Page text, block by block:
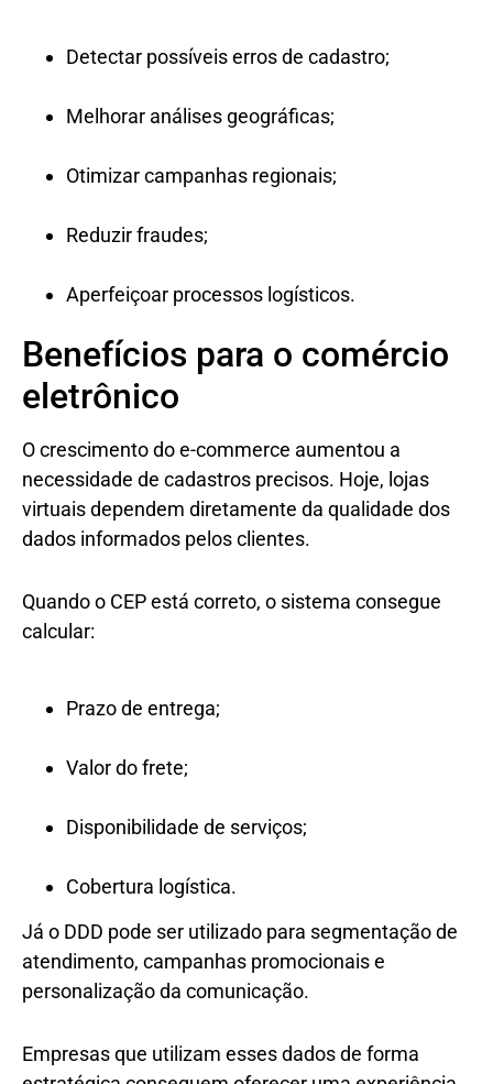
Detectar possíveis erros de cadastro;
Melhorar análises geográficas;
Otimizar campanhas regionais;
Reduzir fraudes;
Aperfeiçoar processos logísticos.
Benefícios para o comércio
eletrônico
O crescimento do e-commerce aumentou a
necessidade de cadastros precisos. Hoje, lojas
virtuais dependem diretamente da qualidade dos
dados informados pelos clientes.
Quando o CEP está correto, o sistema consegue
calcular:
Prazo de entrega;
Valor do frete;
Disponibilidade de serviços;
Cobertura logística.
Já o DDD pode ser utilizado para segmentação de
atendimento, campanhas promocionais e
personalização da comunicação.
Empresas que utilizam esses dados de forma